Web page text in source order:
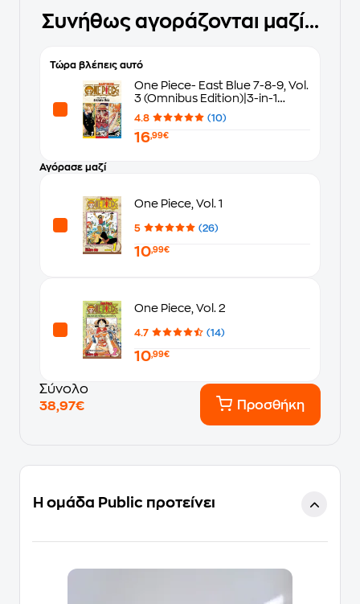
Συνήθως αγοράζονται μαζί...
Τώρα βλέπεις αυτό
One Piece- East Blue 7-8-9, Vol.
3 (Omnibus Edition)|3-in-1
Edition
4.8 (10)
16,99€
Αγόρασε μαζί
One Piece, Vol. 1
5 (26)
10,99€
One Piece, Vol. 2
4.7 (14)
10,99€
Σύνολο
38,97€
Προσθήκη
Η ομάδα Public προτείνει